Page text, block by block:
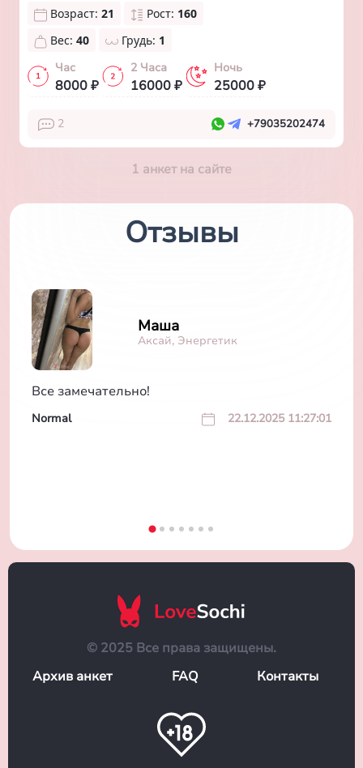
Возраст: 21 Рост: 160
Вес: 40 Грудь: 1
Час
8000 ₽
2 Часа
16000 ₽
Ночь
25000 ₽
2 +79035202474
1 анкет на сайте
Отзывы
Маша
Аксай, Энергетик
Все замечательно!
Normal 22.12.2025 11:27:01
© 2025 Все права защищены.
Архив анкет
FAQ Контакты